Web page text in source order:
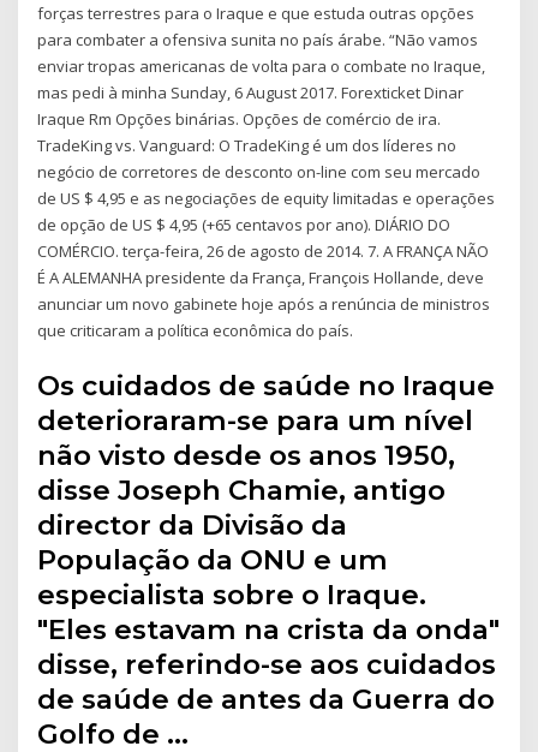
forças terrestres para o Iraque e que estuda outras opções
para combater a ofensiva sunita no país árabe. “Não vamos
enviar tropas americanas de volta para o combate no Iraque,
mas pedi à minha Sunday, 6 August 2017. Forexticket Dinar
Iraque Rm Opções binárias. Opções de comércio de ira.
TradeKing vs. Vanguard: O TradeKing é um dos líderes no
negócio de corretores de desconto on-line com seu mercado
de US $ 4,95 e as negociações de equity limitadas e operações
de opção de US $ 4,95 (+65 centavos por ano). DIÁRIO DO
COMÉRCIO. terça-feira, 26 de agosto de 2014. 7. A FRANÇA NÃO
É A ALEMANHA presidente da França, François Hollande, deve
anunciar um novo gabinete hoje após a renúncia de ministros
que criticaram a política econômica do país.
Os cuidados de saúde no Iraque
deterioraram-se para um nível
não visto desde os anos 1950,
disse Joseph Chamie, antigo
director da Divisão da
População da ONU e um
especialista sobre o Iraque.
"Eles estavam na crista da onda"
disse, referindo-se aos cuidados
de saúde de antes da Guerra do
Golfo de …